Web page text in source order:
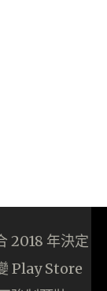
2018 年決定
Play Store